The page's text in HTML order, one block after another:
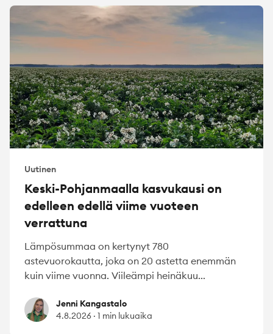
Uutinen
Keski-Pohjanmaalla kasvukausi on
edelleen edellä viime vuoteen
verrattuna
Lämpösummaa on kertynyt 780
astevuorokautta, joka on 20 astetta enemmän
kuin viime vuonna. Viileämpi heinäkuu...
Jenni Kangastalo
Jenni Kangastalo
4.8.2026 · 1 min lukuaika